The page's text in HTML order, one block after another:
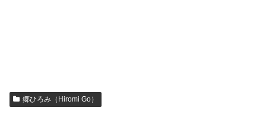
郷ひろみ（Hiromi Go）